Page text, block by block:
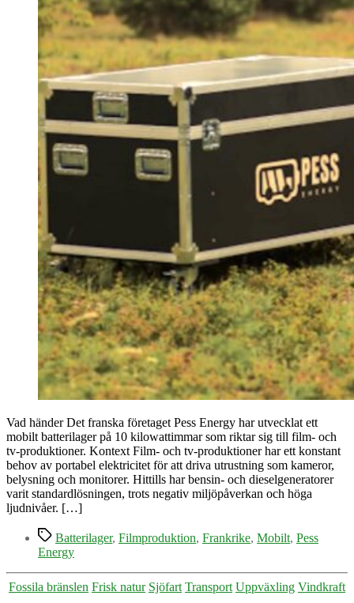
Vad händer Det franska företaget Pess Energy har utvecklat ett
mobilt batterilager på 10 kilowattimmar som riktar sig till film- och
tv-produktioner. Kontext Film- och tv-produktioner har ett konstant
behov av portabel elektricitet för att driva utrustning som kameror,
belysning och monitorer. Hittills har bensin- och dieselgeneratorer
varit standardlösningen, trots negativ miljöpåverkan och höga
ljudnivåer. […]
Etiketter
Batterilager, Filmproduktion, Frankrike, Mobilt, Pess
Energy
Kategorier
Fossila bränslen Frisk natur Sjöfart Transport Uppväxling Vindkraft